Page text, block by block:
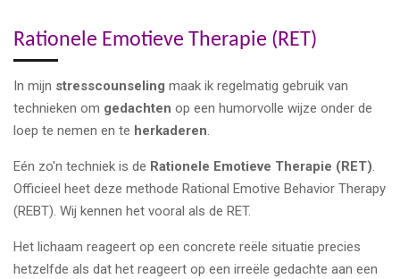
Rationele Emotieve Therapie (RET)
In mijn stresscounseling maak ik regelmatig gebruik van
technieken om gedachten op een humorvolle wijze onder de
loep te nemen en te herkaderen.
Eén zo'n techniek is de Rationele Emotieve Therapie (RET).
Officieel heet deze methode Rational Emotive Behavior Therapy
(REBT). Wij kennen het vooral als de RET.
Het lichaam reageert op een concrete reële situatie precies
hetzelfde als dat het reageert op een irreële gedachte aan een